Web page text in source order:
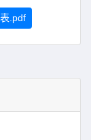
.pdf